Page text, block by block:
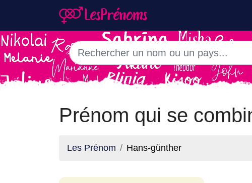
Prénom qui se
Les Prénom Hans-günther